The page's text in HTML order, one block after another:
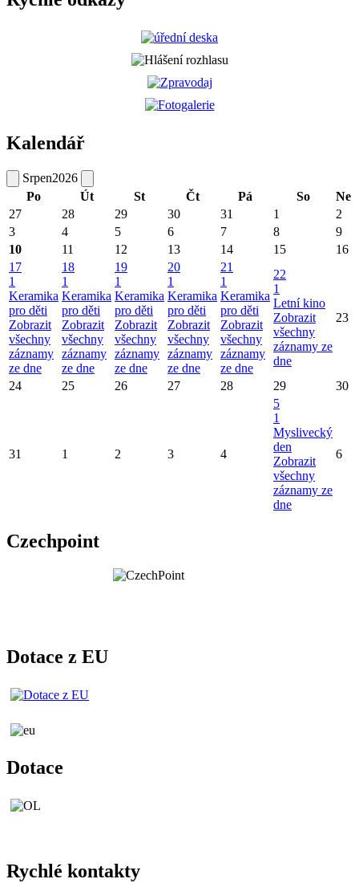
Kalendář
Srpen2026
Po
Út St Čt Pá So
Ne
27
28 29 30 31 1
2
3
4 5 6 7 8
9
10
11 12 13 14 15
16
17
1
Keramika
pro děti
Zobrazit
všechny
záznamy
ze dne
18
1
Keramika
pro děti
Zobrazit
všechny
záznamy
ze dne
19
1
Keramika
pro děti
Zobrazit
všechny
záznamy
ze dne
20
1
Keramika
pro děti
Zobrazit
všechny
záznamy
ze dne
21
1
Keramika
pro děti
Zobrazit
všechny
záznamy
ze dne
22
1
Letní kino
Zobrazit
všechny
záznamy ze
dne
23
24 25 26 27 28 29 30
31 1 2 3 4
5
1
Myslivecký
den
Zobrazit
všechny
záznamy ze
dne
6
Czechpoint
Dotace z EU
Dotace
Rychlé kontakty